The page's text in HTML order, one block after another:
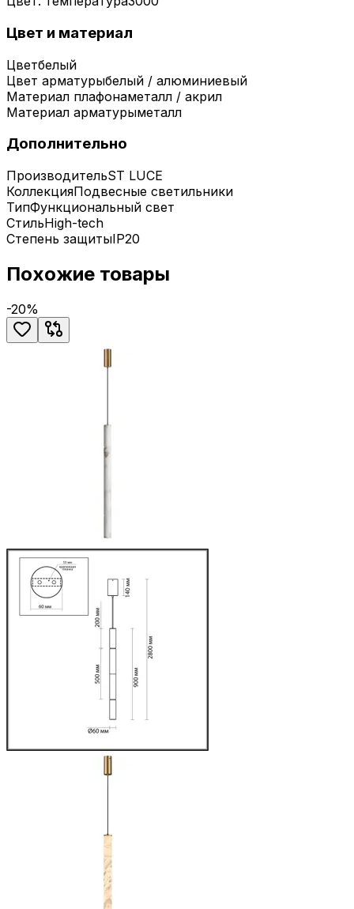
Цвет и материал
Цветбелый
Цвет арматурыбелый / алюминиевый
Материал плафонаметалл / акрил
Материал арматурыметалл
Дополнительно
ПроизводительST LUCE
КоллекцияПодвесные светильники
ТипФункциональный свет
СтильHigh-tech
Степень защитыIP20
Похожие товары
-20%